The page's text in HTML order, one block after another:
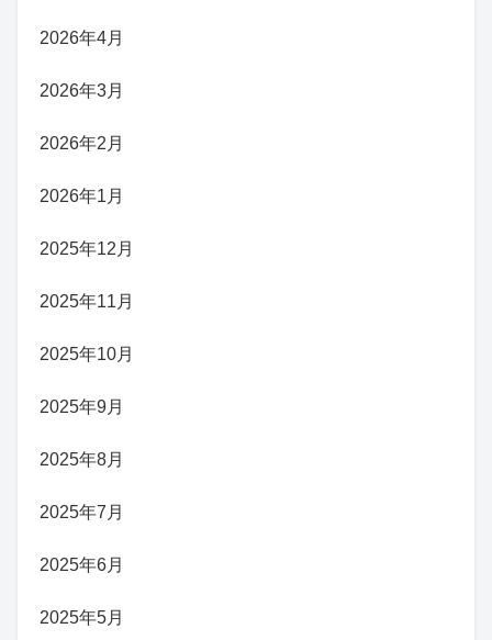
2026年4月
2026年3月
2026年2月
2026年1月
2025年12月
2025年11月
2025年10月
2025年9月
2025年8月
2025年7月
2025年6月
2025年5月